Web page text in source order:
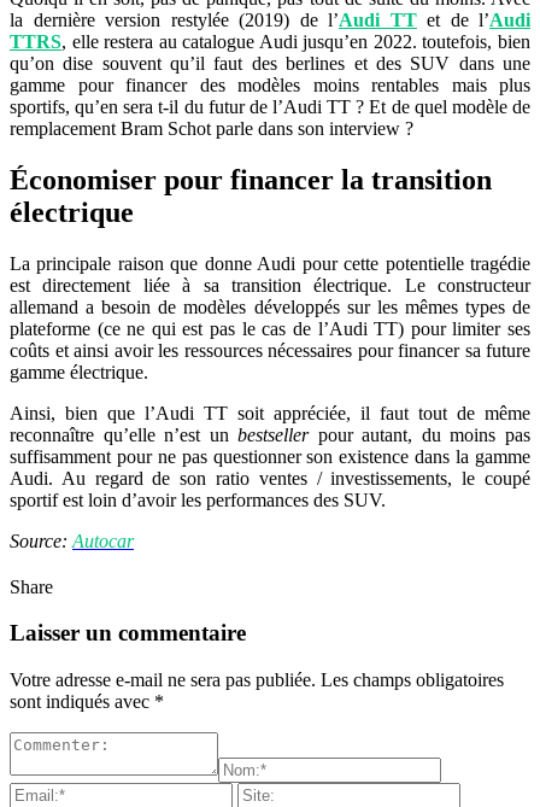
la dernière version restylée (2019) de l’Audi TTet de l’Audi
TTRS, elle restera au catalogue Audi jusqu’en 2022. toutefois, bien
qu’on dise souvent qu’il faut des berlines et des SUV dans une
gamme pour financer des modèles moins rentables mais plus
sportifs, qu’en sera t-il du futur de l’Audi TT ? Et de quel modèle de
remplacement Bram Schot parle dans son interview ?
Économiser pour financer la transition
électrique
La principale raison que donne Audi pour cette potentielle tragédie
est directement liée à sa transition électrique. Le constructeur
allemand a besoin de modèles développés sur les mêmes types de
plateforme (ce ne qui est pas le cas de l’Audi TT) pour limiter ses
coûts et ainsi avoir les ressources nécessaires pour financer sa future
gamme électrique.
Ainsi, bien que l’Audi TT soit appréciée, il faut tout de même
reconnaître qu’elle n’est unbestsellerpour autant, du moins pas
suffisamment pour ne pas questionner son existence dans la gamme
Audi. Au regard de son ratio ventes / investissements, le coupé
sportif est loin d’avoir les performances des SUV.
Source: Autocar
Share
Laisser un commentaire
Votre adresse e-mail ne sera pas publiée. Les champs obligatoires
sont indiqués avec *